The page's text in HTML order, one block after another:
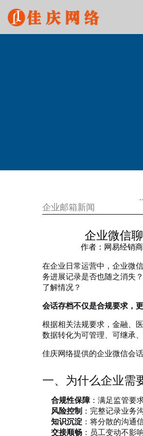
企业邮箱新闻
企业微信
作者：网易经销
在企业日常运营中，企业微
务进展记录是否也随之消失
了解情况？
会话存档不仅是合规要求，
根据相关法规要求，金融、
数据转化为可管理、可继承
佳庆网络提供的企业微信会
一、为什么企业需
合规性保障：满足监管要
风险控制 ：完整记录业务
知识沉淀 ：将分散的沟通
交接顺畅 ：员工变动不影